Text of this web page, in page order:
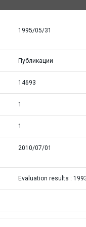
1995/05/31
Публикации
14693
1
1
2010/07/01
Evaluation results :